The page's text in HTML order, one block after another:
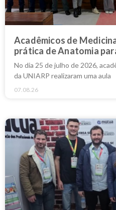
Acadêmicos de
prática de Anatomia
No dia 25 de julho de 2026,
da UNIARP realizaram uma aula
07.08.26